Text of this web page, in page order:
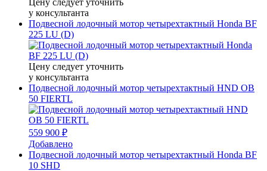
у консультанта
Подвесной лодочный мотор четырехтактный Honda BF
225 LU (D)
Цену следует уточнить
у консультанта
Подвесной лодочный мотор четырехтактный HND OB
50 FIERTL
559 900 ₽
Добавлено
Подвесной лодочный мотор четырехтактный Honda BF
10 SHD